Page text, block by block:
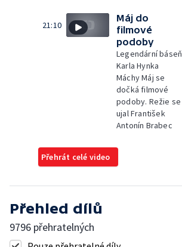
21:10
Máj do
filmové
podoby
Legendární báseň
Karla Hynka
Máchy Máj se
dočká filmové
podoby. Režie se
ujal František
Antonín Brabec
Přehrát celé video
Přehled dílů
9796 přehratelných